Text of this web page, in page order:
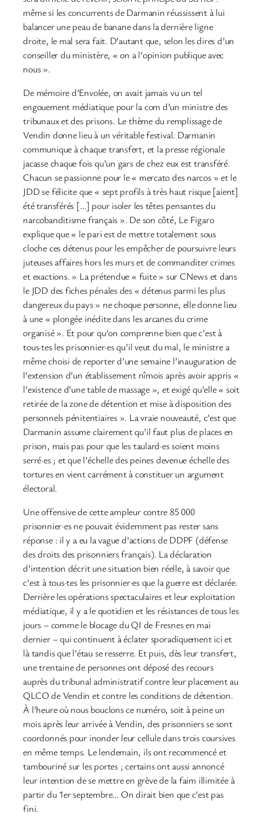
même si les concurrents de Darmanin réussissent à lui
balancer une peau de banane dans la dernière ligne
droite, le mal sera fait. D’autant que, selon les dires d’un
conseiller du ministère, « on a l’opinion publique avec
nous ».
De mémoire d’Envolée, on avait jamais vu un tel
engouement médiatique pour la com d’un ministre des
tribunaux et des prisons. Le thème du remplissage de
Vendin donne lieu à un véritable festival. Darmanin
communique à chaque transfert, et la presse régionale
jacasse chaque fois qu’un gars de chez eux est transféré.
Chacun se passionne pour le « mercato des narcos » et le
JDD se félicite que « sept profils à très haut risque [aient]
été transférés […] pour isoler les têtes pensantes du
narcobanditisme français ». De son côté, Le Figaro
explique que « le pari est de mettre totalement sous
cloche ces détenus pour les empêcher de poursuivre leurs
juteuses affaires hors les murs et de commanditer crimes
et exactions. » La prétendue « fuite » sur CNews et dans
le JDD des fiches pénales des « détenus parmi les plus
dangereux du pays » ne choque personne, elle donne lieu
à une « plongée inédite dans les arcanes du crime
organisé ». Et pour qu’on comprenne bien que c’est à
tous·tes les prisonnier·es qu’il veut du mal, le ministre a
même choisi de reporter d’une semaine l’inauguration de
l’extension d’un établissement nîmois après avoir appris «
l’existence d’une table de massage », et exigé qu’elle « soit
retirée de la zone de détention et mise à disposition des
personnels pénitentiaires ». La vraie nouveauté, c’est que
Darmanin assume clairement qu’il faut plus de places en
prison, mais pas pour que les taulard·es soient moins
serré·es ; et que l’échelle des peines devenue échelle des
tortures en vient carrément à constituer un argument
électoral.
Une offensive de cette ampleur contre 85 000
prisonnier·es ne pouvait évidemment pas rester sans
réponse : il y a eu la vague d’actions de DDPF (défense
des droits des prisonniers français). La déclaration
d’intention décrit une situation bien réelle, à savoir que
c’est à tous·tes les prisonnier·es que la guerre est déclarée.
Derrière les opérations spectaculaires et leur exploitation
médiatique, il y a le quotidien et les résistances de tous les
jours – comme le blocage du QI de Fresnes en mai
dernier – qui continuent à éclater sporadiquement ici et
là tandis que l’étau se resserre. Et puis, dès leur transfert,
une trentaine de personnes ont déposé des recours
auprès du tribunal administratif contre leur placement au
QLCO de Vendin et contre les conditions de détention.
À l’heure où nous bouclons ce numéro, soit à peine un
mois après leur arrivée à Vendin, des prisonniers se sont
coordonnés pour inonder leur cellule dans trois coursives
en même temps. Le lendemain, ils ont recommencé et
tambouriné sur les portes ; certains ont aussi annoncé
leur intention de se mettre en grève de la faim illimitée à
partir du 1er septembre… On dirait bien que c’est pas
fini.